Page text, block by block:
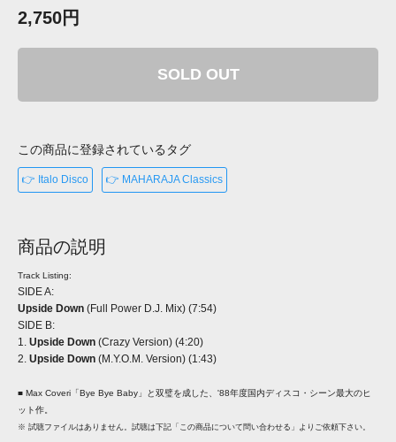
2,750円
SOLD OUT
この商品に登録されているタグ
👉 Italo Disco 👉 MAHARAJA Classics
商品の説明
Track Listing:
SIDE A:
Upside Down (Full Power D.J. Mix) (7:54)
SIDE B:
1. Upside Down (Crazy Version) (4:20)
2. Upside Down (M.Y.O.M. Version) (1:43)
■ Max Coveri「Bye Bye Baby」と双璧を成した、'88年度国内ディスコ・シーン最大のヒ
ット作。
※ 試聴ファイルはありません。試聴は下記「この商品について問い合わせる」よりご依頼下さい。